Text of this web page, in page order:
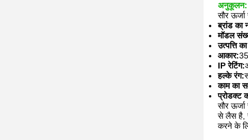
अनुकूलन:
सौर
ब्रांड का
मॉडल
उत्पत्ति
आकार:
IP रेटिंग:
हल्के रंग:
काम का
प्रोडक्ट
सौर
से लैस है,
करने के